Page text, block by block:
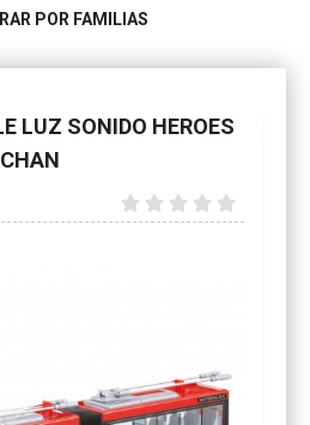
POR FAMILIAS
LUZ SONIDO HEROES